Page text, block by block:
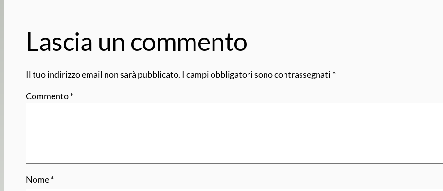
Lascia un commento
Il tuo indirizzo email non sarà pubblicato. I campi obbligatori sono contrassegnati *
Commento*
Nome*